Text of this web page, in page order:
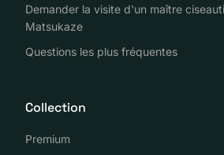
Demander la visite d'un maître
Matsukaze
Questions les plus fréquentes
Collection
Premium